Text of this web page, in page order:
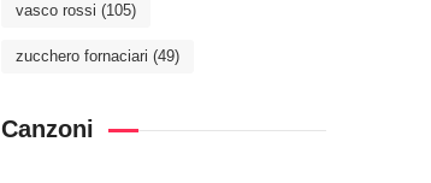
vasco rossi (105)
zucchero fornaciari (49)
Canzoni